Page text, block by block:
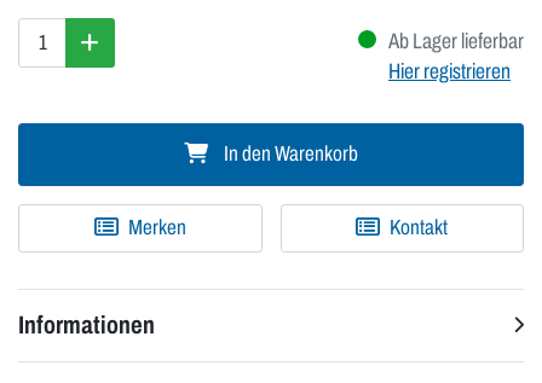
Ab Lager lieferbar
Hier registrieren
In den Warenkorb
Merken Kontakt
Informationen